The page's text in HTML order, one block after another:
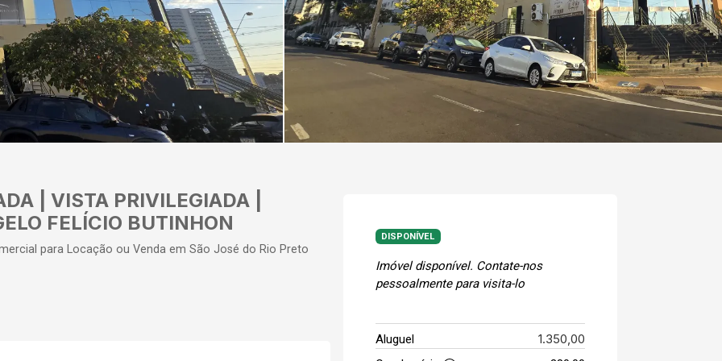
| VISTA PRIVILEGIADA |
FELÍCIO BUTINHON
para Locação ou Venda em São José do Rio Preto
DISPONÍVEL
Imóvel disponível. Contate-nos
pessoalmente para visita-lo
Aluguel 1.350,00